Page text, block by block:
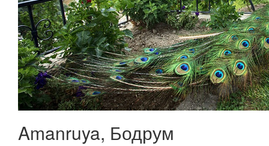
Amanruya, Бодрум